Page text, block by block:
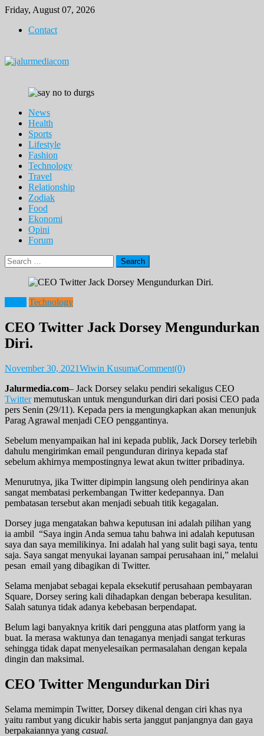
Skip
content
Friday, August 07, 2026
Contact
News
Health
Sports
Lifestyle
Fashion
Technology
Travel
Relationship
Zodiak
Food
Ekonomi
Opini
Forum
Search
for:
Technology
CEO Twitter Jack Dorsey Mengundurkan
Diri.
November 30, 2021Wiwin KusumaComment(0)
Jalurmedia.com– Jack Dorsey selaku pendiri sekaligus CEO
Twittermemutuskan untuk mengundurkan diri dari posisi CEO pada
pers Senin (29/11). Kepada pers ia mengungkapkan akan menunjuk
Parag Agrawal menjadi CEO penggantinya.
Sebelum menyampaikan hal ini kepada publik, Jack Dorsey terlebih
dahulu mengirimkan email pengunduran dirinya kepada staf
sebelum akhirnya mempostingnya lewat akun twitter pribadinya.
Menurutnya, jika Twitter dipimpin langsung oleh pendirinya akan
sangat membatasi perkembangan Twitter kedepannya. Dan
pembatasan tersebut akan menjadi sebuah titik kegagalan.
Dorsey juga mengatakan bahwa keputusan ini adalah pilihan yang
ia ambil “Saya ingin Anda semua tahu bahwa ini adalah keputusan
saya dan saya memilikinya. Ini adalah hal yang sulit bagi saya, tentu
saja. Saya sangat menyukai layanan sampai perusahaan ini,” melalui
pesan email yang dibagikan di Twitter.
Selama menjabat sebagai kepala eksekutif perusahaan pembayaran
Square, Dorsey sering kali dihadapkan dengan beberapa kesulitan.
Salah satunya tidak adanya kebebasan berpendapat.
Belum lagi banyaknya kritik dari pengguna atas platform yang ia
buat. Ia merasa waktunya dan tenaganya menjadi sangat terkuras
sehingga tidak dapat menyelesaikan permasalahan dengan kepala
dingin dan maksimal.
CEO Twitter Mengundurkan Diri
Selama memimpin Twitter, Dorsey dikenal dengan ciri khas nya
yaitu rambut yang dicukir habis serta janggut panjangnya dan gaya
berpakaiannya yang casual.